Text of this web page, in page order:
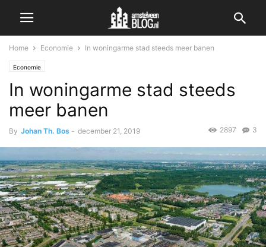
Home Economie In woningarme stad steeds meer banen
Economie
In woningarme stad steeds
meer banen
By Johan Th. Bos - december 21, 2019 3
2897